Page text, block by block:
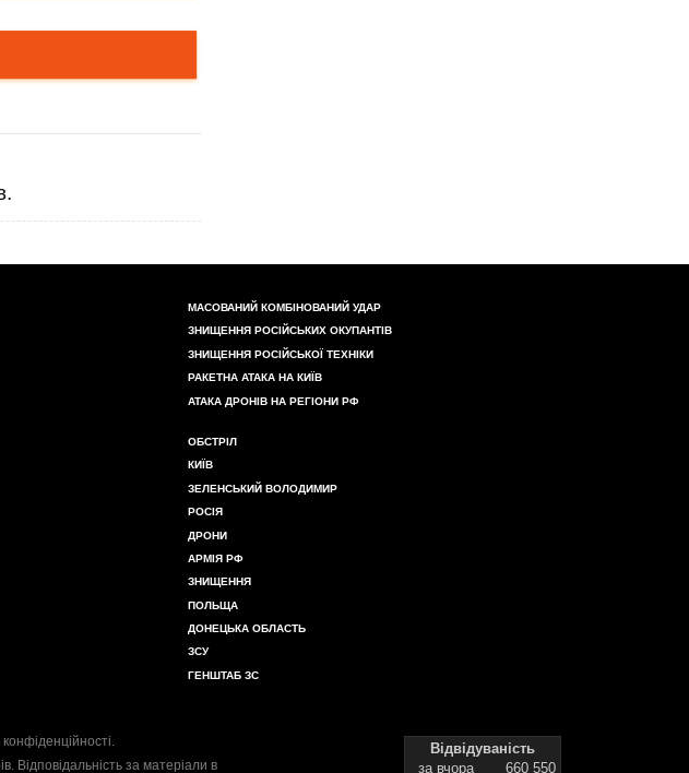
МАСОВАНИЙ КОМБІНОВАНИЙ УДАР
ЗНИЩЕННЯ РОСІЙСЬКИХ ОКУПАНТІВ
ЗНИЩЕННЯ РОСІЙСЬКОЇ ТЕХНІКИ
РАКЕТНА АТАКА НА КИЇВ
АТАКА ДРОНІВ НА РЕГІОНИ РФ
ОБСТРІЛ
КИЇВ
ЗЕЛЕНСЬКИЙ ВОЛОДИМИР
РОСІЯ
ДРОНИ
АРМІЯ РФ
ЗНИЩЕННЯ
ПОЛЬЩА
ДОНЕЦЬКА ОБЛАСТЬ
ЗСУ
ГЕНШТАБ ЗС
.
Відповідальність за матеріали в
Відвідуваність
за вчора
660 550